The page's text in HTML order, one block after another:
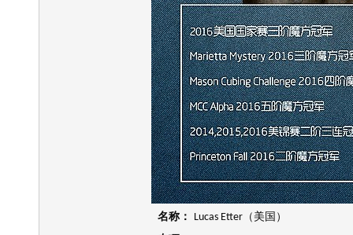
名称：
Lucas Etter（美国）